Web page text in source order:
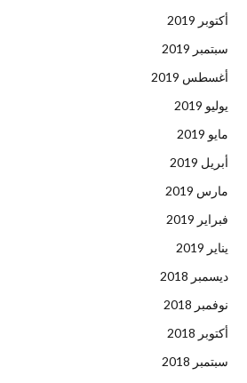
أكتوبر 2019
سبتمبر 2019
أغسطس 2019
يوليو 2019
مايو 2019
أبريل 2019
مارس 2019
فبراير 2019
يناير 2019
ديسمبر 2018
نوفمبر 2018
أكتوبر 2018
سبتمبر 2018